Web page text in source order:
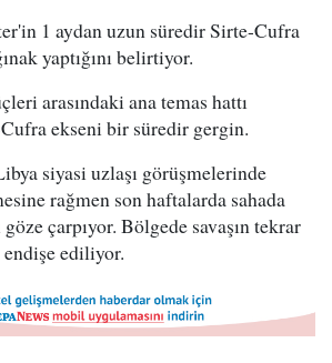
1 aydan uzun süredir Sirte-Cufra
yaptığını belirtiyor.
arasındaki ana temas hattı
ekseni bir süredir gergin.
siyasi uzlaşı görüşmelerinde
rağmen son haftalarda sahada
göze çarpıyor. Bölgede savaşın tekrar
ediliyor.